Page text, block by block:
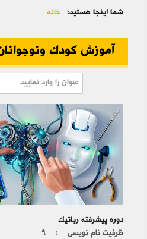
شما اینجا هستید: خانه
آموزش کودک
دوره پیشرفته رباتیک
ظرفیت نام نویسی : ۹